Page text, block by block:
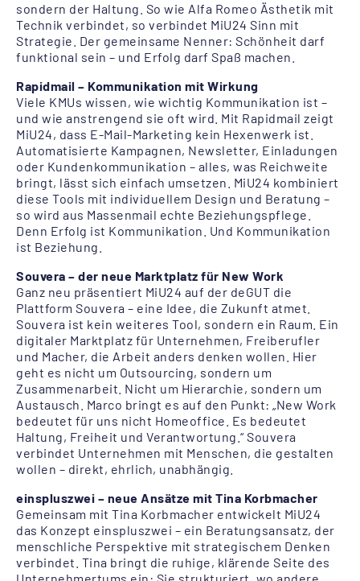
sondern der Haltung. So wie Alfa Romeo Ästhetik mit
Technik verbindet, so verbindet MiU24 Sinn mit
Strategie. Der gemeinsame Nenner: Schönheit darf
funktional sein – und Erfolg darf Spaß machen.
Rapidmail – Kommunikation mit Wirkung
Viele KMUs wissen, wie wichtig Kommunikation ist –
und wie anstrengend sie oft wird. Mit Rapidmail zeigt
MiU24, dass E-Mail-Marketing kein Hexenwerk ist.
Automatisierte Kampagnen, Newsletter, Einladungen
oder Kundenkommunikation – alles, was Reichweite
bringt, lässt sich einfach umsetzen. MiU24 kombiniert
diese Tools mit individuellem Design und Beratung –
so wird aus Massenmail echte Beziehungspflege.
Denn Erfolg ist Kommunikation. Und Kommunikation
ist Beziehung.
Souvera – der neue Marktplatz für New Work
Ganz neu präsentiert MiU24 auf der deGUT die
Plattform Souvera – eine Idee, die Zukunft atmet.
Souvera ist kein weiteres Tool, sondern ein Raum. Ein
digitaler Marktplatz für Unternehmen, Freiberufler
und Macher, die Arbeit anders denken wollen. Hier
geht es nicht um Outsourcing, sondern um
Zusammenarbeit. Nicht um Hierarchie, sondern um
Austausch. Marco bringt es auf den Punkt: „New Work
bedeutet für uns nicht Homeoffice. Es bedeutet
Haltung, Freiheit und Verantwortung.“ Souvera
verbindet Unternehmen mit Menschen, die gestalten
wollen – direkt, ehrlich, unabhängig.
einspluszwei – neue Ansätze mit Tina Korbmacher
Gemeinsam mit Tina Korbmacher entwickelt MiU24
das Konzept einspluszwei – ein Beratungsansatz, der
menschliche Perspektive mit strategischem Denken
verbindet. Tina bringt die ruhige, klärende Seite des